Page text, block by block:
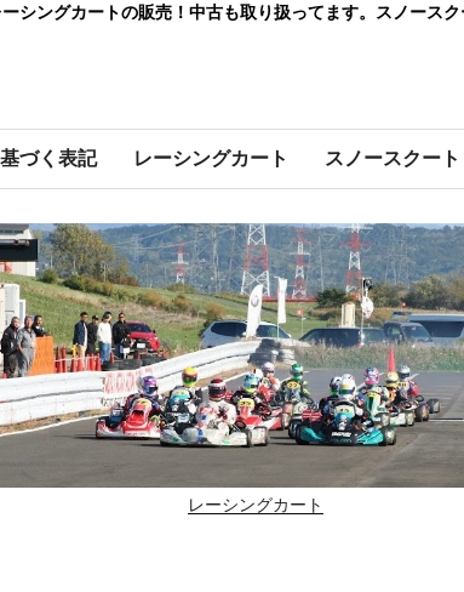
シングカートの販売！中古も取り扱ってます。スノース
づく表記 レーシングカート スノースクー
レーシングカート